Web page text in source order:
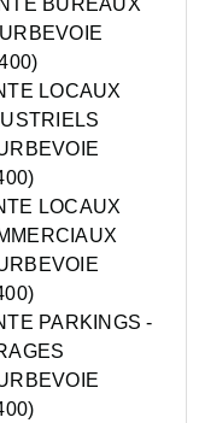
BUREAUX
LOCAUX
LOCAUX
PARKINGS -